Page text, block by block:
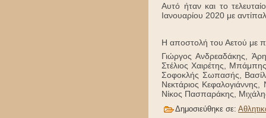
Αυτό ήταν και το
Ιανουαρίου 2020 με
Η αποστολή του Αετού με
Γιώργος Ανδρεαδάκης,
Στέλιος Χαιρέτης,
Σοφοκλής Σωπασής,
Νεκτάριος
Νίκος Πασπαράκης,
Δημοσιεύθηκε σε: